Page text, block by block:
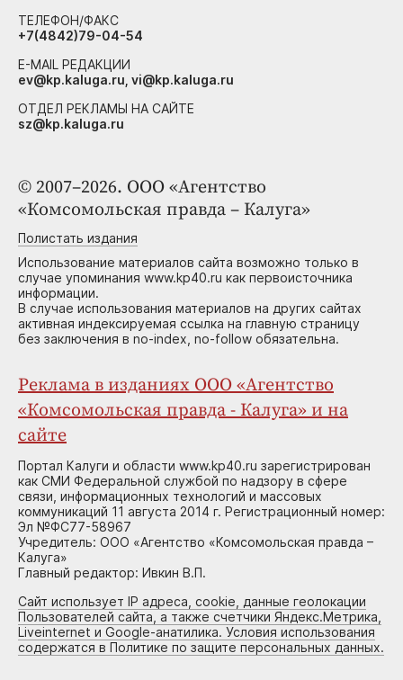
© 2007–2026. ООО «Агентство
«Комсомольская правда – Калуга»
Полистать издания
Использование материалов сайта возможно только в
случае упоминания www.kp40.ru как первоисточника
информации.
В случае использования материалов на других сайтах
активная индексируемая ссылка на главную страницу
без заключения в no-index, no-follow обязательна.
Реклама в изданиях ООО «Агентство
«Комсомольская правда - Калуга» и на
сайте
Портал Калуги и области www.kp40.ru зарегистрирован
как СМИ Федеральной службой по надзору в сфере
связи, информационных технологий и массовых
коммуникаций 11 августа 2014 г. Регистрационный номер:
Эл №ФС77-58967
Учредитель: ООО «Агентство «Комсомольская правда –
Калуга»
Главный редактор: Ивкин В.П.
Сайт использует IP адреса, cookie, данные геолокации
Пользователей сайта, а также счетчики Яндекс.Метрика,
Liveinternet и Google-анатилика. Условия использования
содержатся в Политике по защите персональных данных.
ТЕЛЕФОН/ФАКС
+7(4842)79-04-54
E-MAIL РЕДАКЦИИ
ev@kp.kaluga.ru, vi@kp.kaluga.ru
ОТДЕЛ РЕКЛАМЫ НА САЙТЕ
sz@kp.kaluga.ru